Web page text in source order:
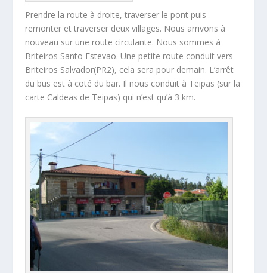
Prendre la route à droite, traverser le pont puis
remonter et traverser deux villages. Nous arrivons à
nouveau sur une route circulante. Nous sommes à
Briteiros Santo Estevao. Une petite route conduit vers
Briteiros Salvador(PR2), cela sera pour demain. L’arrêt
du bus est à coté du bar. Il nous conduit à Teipas (sur la
carte Caldeas de Teipas) qui n’est qu’à 3 km.